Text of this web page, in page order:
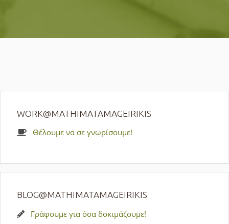
WORK@MATHIMATAMAGEIRIKIS
Θέλουμε να σε γνωρίσουμε!
BLOG@MATHIMATAMAGEIRIKIS
Γράφουμε για όσα δοκιμάζουμε!